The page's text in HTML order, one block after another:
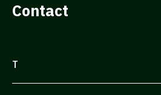
Contact
T